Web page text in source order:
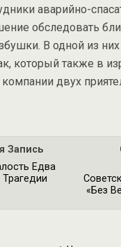
аварийно-
обследовать
В одной из
который также в
двух
Запись
Едва
«без